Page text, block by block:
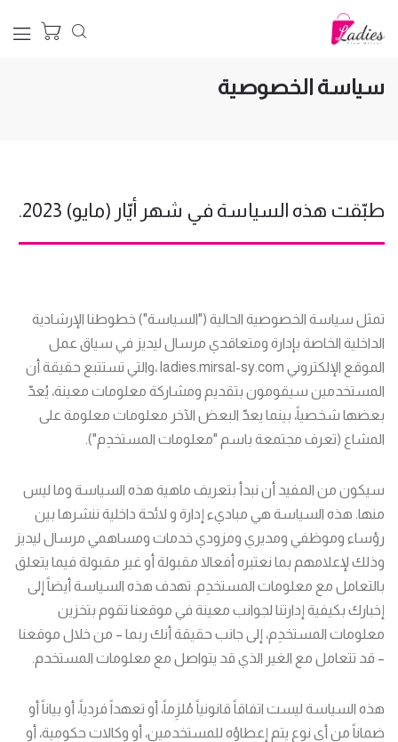
الرئيسية
سياسة الخصوصية
طبّقت هذه السياسة في شهر أيّار (مايو) 2023.
تمثل سياسة الخصوصية الحالية ("السياسة") خطوطنا الإرشادية
الداخلية الخاصة بإدارة ومتعاقدي مرسال ليديز في سياق عمل
الموقع الإلكتروني ladies.mirsal-sy.com ،والتي تستتبع حقيقة أن
المستخدمين سيقومون بتقديم ومشاركة معلومات معينة، يُعدّ
بعضها شخصياً، بينما يعدّ البعض الآخر معلومات معلومة على
المشاع (تعرف مجتمعة باسم "معلومات المستخدِم").
سيكون من المفيد أن نبدأ بتعريف ماهية هذه السياسة وما ليس
منها. هذه السياسة هي مباديء إدارة و لائحة داخلية ننشرها بين
رؤساء وموظفي ومديري ومزودي خدمات ومساهمي مرسال ليديز
وذلك لإعلامهم بما نعتبره أفعالا مقبولة أو غير مقبولة فيما يتعلق
بالتعامل مع معلومات المستخدِم. تهدف هذه السياسة أيضاً إلى
إخبارك بكيفية إدارتنا لجوانب معينة في موقعنا تقوم بتخزين
معلومات المستخدِم، إلى جانب حقيقة أنك ربما – من خلال موقعنا
– قد تتعامل مع الغير الذي قد يتواصل مع معلومات المستخدم.
هذه السياسة ليست اتفاقاً قانونياً مُلزِماً، أو تعهداً فردياً، أو بياناً أو
ضماناً من أي نوع يتم إعطاؤه للمستخدمين، أو وكالات حكومية، أو